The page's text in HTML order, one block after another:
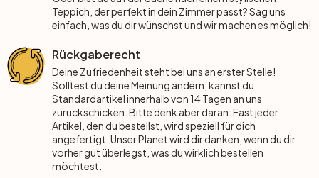
Zweifarbig
Rund
Wohnzimmer
Schlafzimmer
4-teilig
5-teilig
Wohnzimmer
Schlafzimmer
Tapeten Rot
Tapeten Blau
Tapeten Grün
Tapeten Pink & Rosa
Teppich, der perfekt in dein Zimmer passt? Sag uns
einfach, was du dir wünschst und wir machen es möglich!
Rückgaberecht
Deine Zufriedenheit steht bei uns an erster Stelle!
Solltest du deine Meinung ändern, kannst du
Standardartikel innerhalb von 14 Tagen an uns
zurückschicken. Bitte denk aber daran: Fast jeder
Artikel, den du bestellst, wird speziell für dich
angefertigt. Unser Planet wird dir danken, wenn du dir
vorher gut überlegst, was du wirklich bestellen
möchtest.